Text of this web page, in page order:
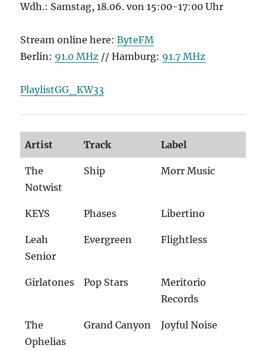
Wdh.: Samstag, 18.06. von 15:00-17:00 Uhr
Stream online here:ByteFM
Berlin: 91.0 MHz // Hamburg: 91.7 MHz
PlaylistGG_KW33
Artist Track Label
The
Notwist
Ship Morr Music
KEYS Phases Libertino
Leah
Senior
Evergreen Flightless
Girlatones Pop Stars
Meritorio
Records
The
Ophelias
Grand Canyon Joyful Noise